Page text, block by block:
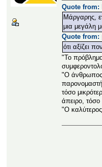
Quote from:
Μάργαρης,
μια μεγάλη
Quote from:
ότι αξίζει
"Το πρόβλημα
"Ο άνθρωπος
τόσο
άπειρο, τόσο
"Ο καλύτερος